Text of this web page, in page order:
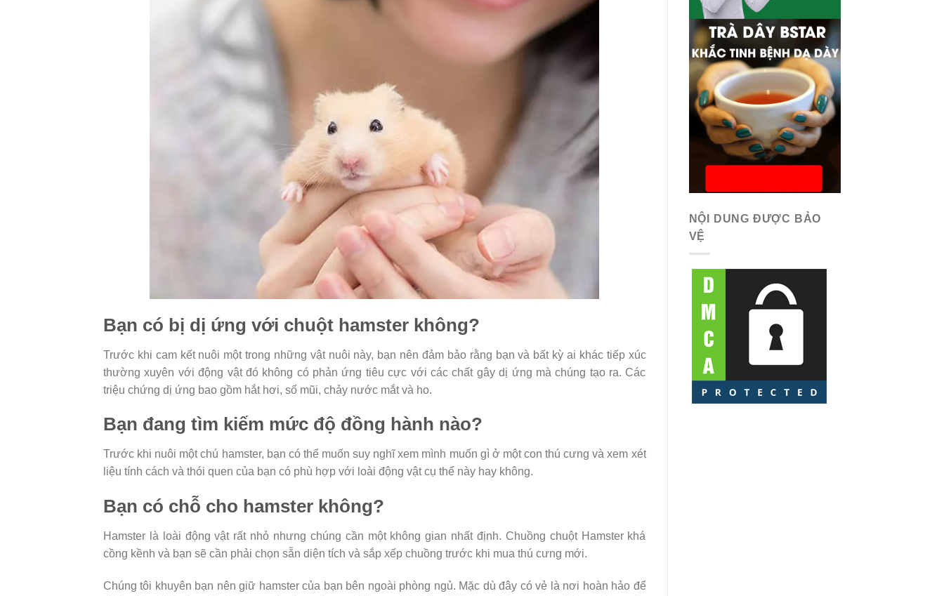
Bạn có bị dị ứng với chuột hamster không?
Trước khi cam kết nuôi một trong những vật nuôi này, bạn nên đảm bảo rằng bạn và bất kỳ ai khác tiếp xúc
thường xuyên với động vật đó không có phản ứng tiêu cực với các chất gây dị ứng mà chúng tạo ra. Các
triệu chứng dị ứng bao gồm hắt hơi, sổ mũi, chảy nước mắt và ho.
Bạn đang tìm kiếm mức độ đồng hành nào?
Trước khi nuôi một chú hamster, bạn có thể muốn suy nghĩ xem mình muốn gì ở một con thú cưng và xem xét
liệu tính cách và thói quen của bạn có phù hợp với loài động vật cụ thể này hay không.
Bạn có chỗ cho hamster không?
Hamster là loài động vật rất nhỏ nhưng chúng cần một không gian nhất định. Chuồng chuột Hamster khá
cồng kềnh và bạn sẽ cần phải chọn sẵn diện tích và sắp xếp chuồng trước khi mua thú cưng mới.
Chúng tôi khuyên bạn nên giữ hamster của bạn bên ngoài phòng ngủ. Mặc dù đây có vẻ là nơi hoàn hảo để
NỘI DUNG ĐƯỢC BẢO
VỆ